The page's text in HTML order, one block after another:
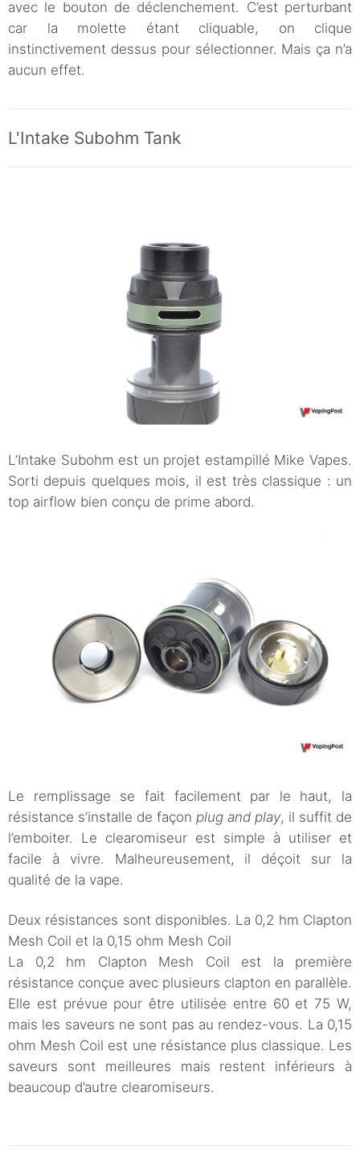
avec le bouton de déclenchement. C’est perturbant
car la molette étant cliquable, on clique
instinctivement dessus pour sélectionner. Mais ça n’a
aucun effet.
L'Intake Subohm Tank
L’Intake Subohm est un projet estampillé Mike Vapes.
Sorti depuis quelques mois, il est très classique : un
top airflow bien conçu de prime abord.
Le remplissage se fait facilement par le haut, la
résistance s’installe de façon plug and play, il suffit de
l’emboiter. Le clearomiseur est simple à utiliser et
facile à vivre. Malheureusement, il déçoit sur la
qualité de la vape.
Deux résistances sont disponibles. La 0,2 hm Clapton
Mesh Coil et la 0,15 ohm Mesh Coil
La 0,2 hm Clapton Mesh Coil est la première
résistance conçue avec plusieurs clapton en parallèle.
Elle est prévue pour être utilisée entre 60 et 75 W,
mais les saveurs ne sont pas au rendez-vous. La 0,15
ohm Mesh Coil est une résistance plus classique. Les
saveurs sont meilleures mais restent inférieurs à
beaucoup d’autre clearomiseurs.